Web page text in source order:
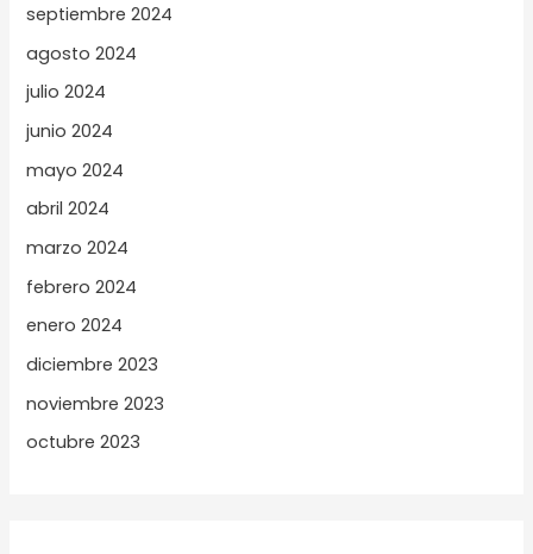
septiembre 2024
agosto 2024
julio 2024
junio 2024
mayo 2024
abril 2024
marzo 2024
febrero 2024
enero 2024
diciembre 2023
noviembre 2023
octubre 2023